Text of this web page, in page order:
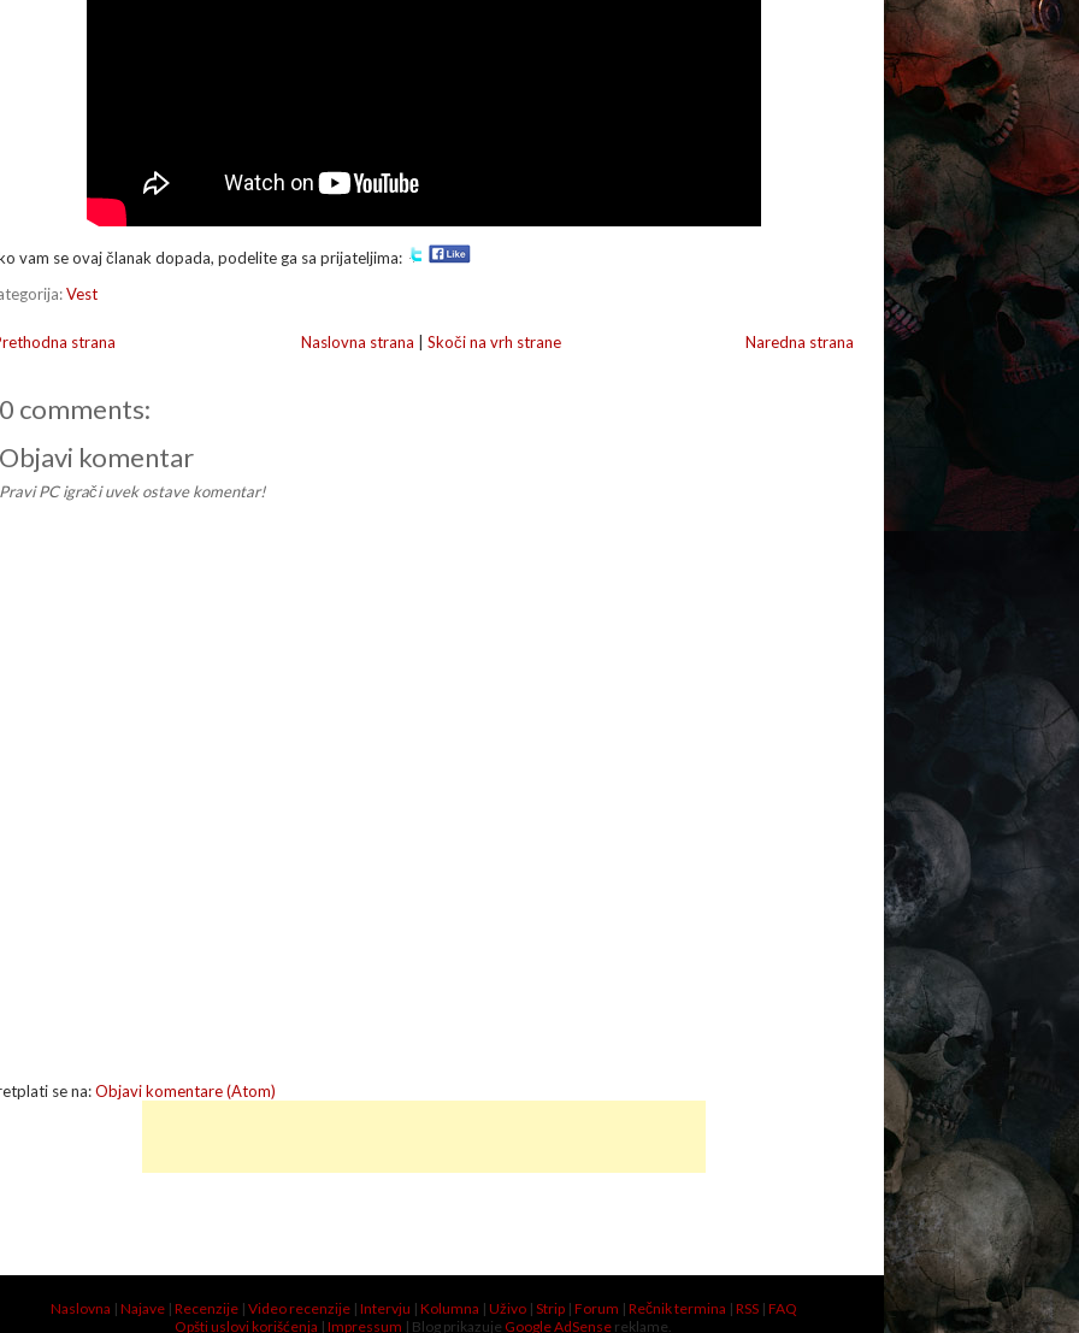
vam se ovaj članak dopada, podelite ga sa prijateljima:
Vest
Naredna strana
strana Naslovna strana Skoči na vrh strane
0 comments:
Objavi komentar
Pravi PC igrači uvek ostave komentar!
se na:Objavi komentare (Atom)
Naslovna | Najave| Recenzije| Video recenzije| Intervju | Kolumna | Uživo| Strip| Forum | Rečnik termina | RSS| FAQ
Opšti uslovi korišćenja | Impressum | Blog prikazuje Google AdSense reklame.